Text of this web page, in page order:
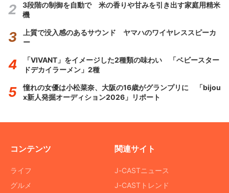
3段階の制御を自動で 米の香りや甘みを引き出す家庭用精米
機
上質で没入感のあるサウンド ヤマハのワイヤレススピーカ
ー
「VIVANT」をイメージした2種類の味わい 「ベビースター
ドデカイラーメン」2種
憧れの女優は小松菜奈、大阪の16歳がグランプリに 「bijou
x新人発掘オーディション2026」リポート
コンテンツ
ライフ
グルメ
関連サイト
J-CASTニュース
J-CASTトレンド